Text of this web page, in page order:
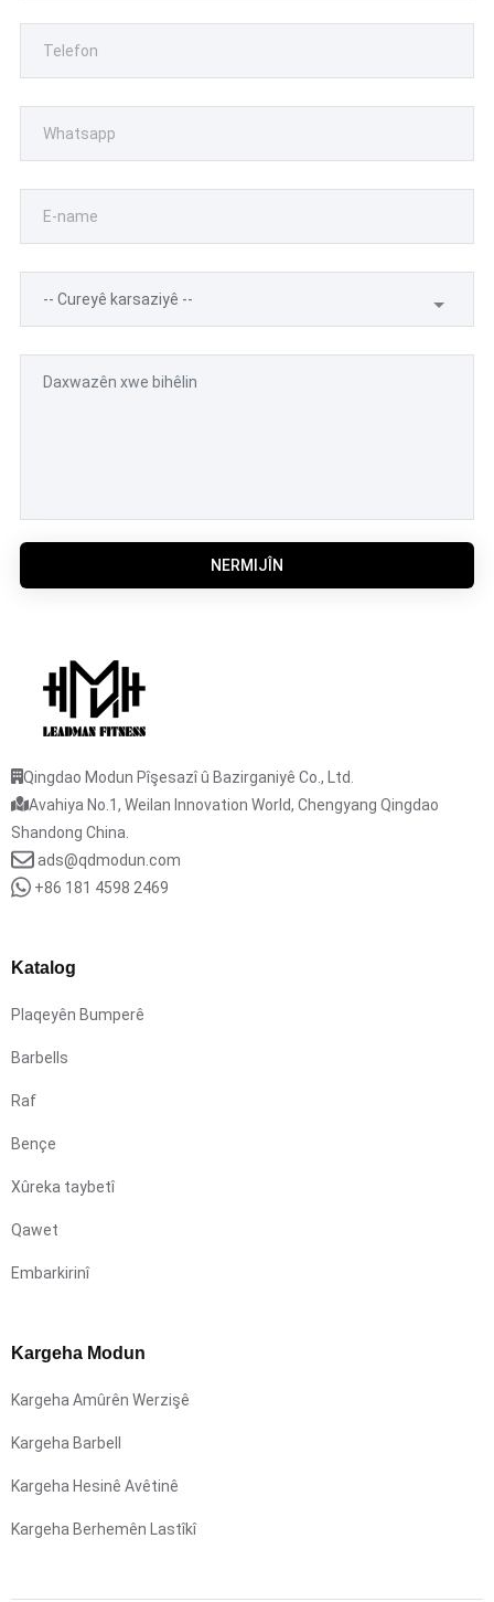
NERMIJÎN
Qingdao Modun Pîşesazî û Bazirganiyê Co., Ltd.
Avahiya No.1, Weilan Innovation World, Chengyang Qingdao
Shandong China.
ads@qdmodun.com
+86 181 4598 2469
Katalog
Plaqeyên Bumperê
Barbells
Raf
Bençe
Xûreka taybetî
Qawet
Embarkirinî
Kargeha Modun
Kargeha Amûrên Werzişê
Kargeha Barbell
Kargeha Hesinê Avêtinê
Kargeha Berhemên Lastîkî